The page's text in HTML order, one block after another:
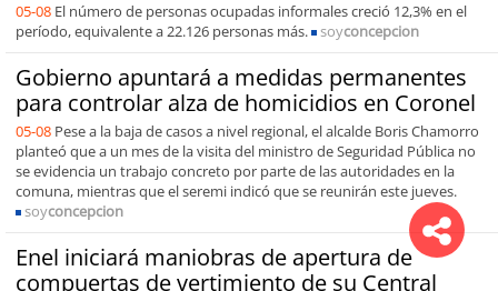
05-08 El número de personas ocupadas informales creció 12,3% en el
período, equivalente a 22.126 personas más.
soyconcepcion
Gobierno apuntará a medidas permanentes
para controlar alza de homicidios en Coronel
05-08 Pese a la baja de casos a nivel regional, el alcalde Boris Chamorro
planteó que a un mes de la visita del ministro de Seguridad Pública no
se evidencia un trabajo concreto por parte de las autoridades en la
comuna, mientras que el seremi indicó que se reunirán este jueves.
soyconcepcion
Enel iniciará maniobras de apertura de
compuertas de vertimiento de su Central